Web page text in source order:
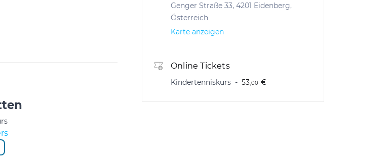
Genger Straße 33, 4201 Eidenberg,
Österreich
Karte anzeigen
Online Tickets
Kindertenniskurs 53,00 €